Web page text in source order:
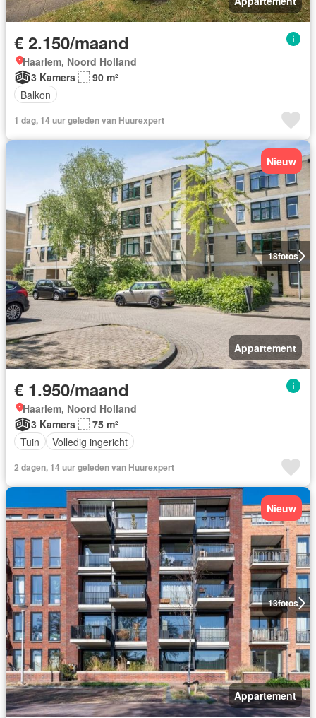
€ 2.150/maand
Haarlem, Noord Holland
3 Kamers
90 m²
Balkon
1 dag, 14 uur geleden van Huurexpert
18fotos
Nieuw
Appartement
€ 1.950/maand
Haarlem, Noord Holland
3 Kamers
75 m²
Tuin
Volledig ingericht
2 dagen, 14 uur geleden van Huurexpert
13fotos
Nieuw
Appartement